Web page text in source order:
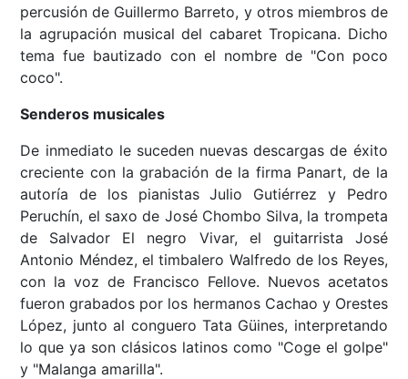
percusión de Guillermo Barreto, y otros miembros de
la agrupación musical del cabaret Tropicana. Dicho
tema fue bautizado con el nombre de "Con poco
coco".
Senderos musicales
De inmediato le suceden nuevas descargas de éxito
creciente con la grabación de la firma Panart, de la
autoría de los pianistas Julio Gutiérrez y Pedro
Peruchín, el saxo de José Chombo Silva, la trompeta
de Salvador El negro Vivar, el guitarrista José
Antonio Méndez, el timbalero Walfredo de los Reyes,
con la voz de Francisco Fellove. Nuevos acetatos
fueron grabados por los hermanos Cachao y Orestes
López, junto al conguero Tata Güines, interpretando
lo que ya son clásicos latinos como "Coge el golpe"
y "Malanga amarilla".